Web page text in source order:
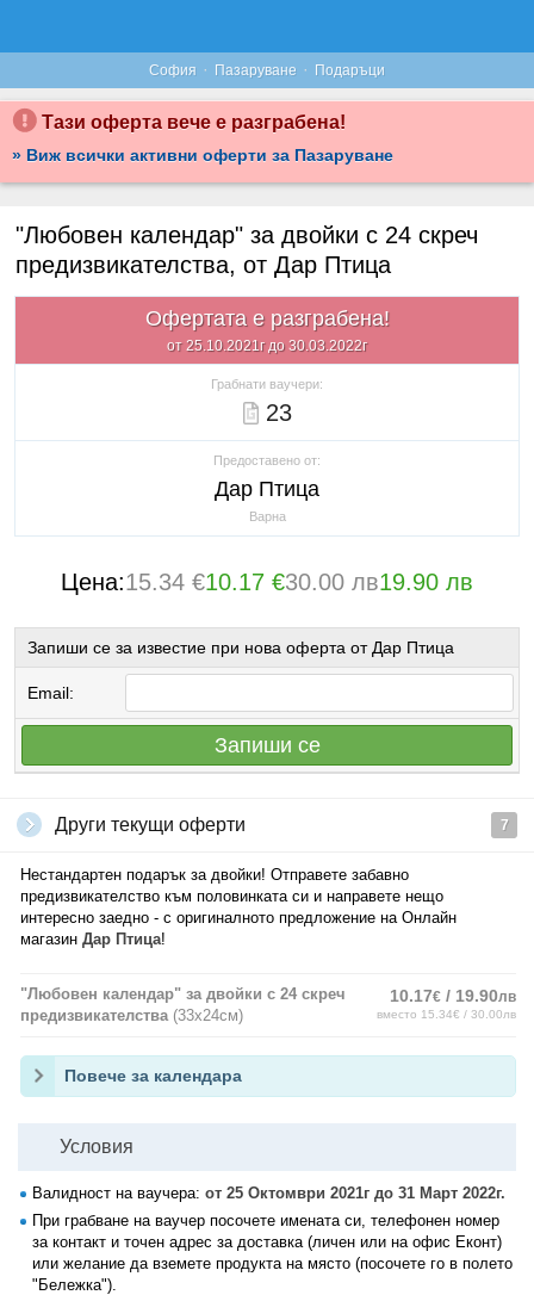
София · Пазаруване · Подаръци
Тази оферта вече е разграбена!
» Виж всички активни оферти за Пазаруване
"Любовен календар" за двойки с 24 скреч
предизвикателства, от Дар Птица
Офертата е разграбена!
от 25.10.2021г до 30.03.2022г
Грабнати ваучери:
23
Предоставено от:
Дар Птица
Варна
Цена:15.34 €10.17 €30.00 лв19.90 лв
Запиши се за известие при нова оферта от Дар Птица
Email:
Запиши се
Други текущи оферти 7
Нестандартен подарък за двойки! Отправете забавно
предизвикателство към половинката си и направете нещо
интересно заедно - с оригиналното предложение на Онлайн
магазин Дар Птица!
"Любовен календар" за двойки с 24 скреч
предизвикателства (33х24см)
10.17€ / 19.90лв
вместо 15.34€ / 30.00лв
Повече за календара
Условия
Валидност на ваучера: от 25 Октомври 2021г до 31 Март 2022г.
При грабване на ваучер посочете имената си, телефонен номер
за контакт и точен адрес за доставка (личен или на офис Еконт)
или желание да вземете продукта на място (посочете го в полето
"Бележка").